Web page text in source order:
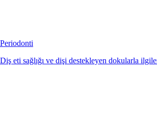
Periodonti
Diş eti sağlığı ve dişi destekleyen dokularla